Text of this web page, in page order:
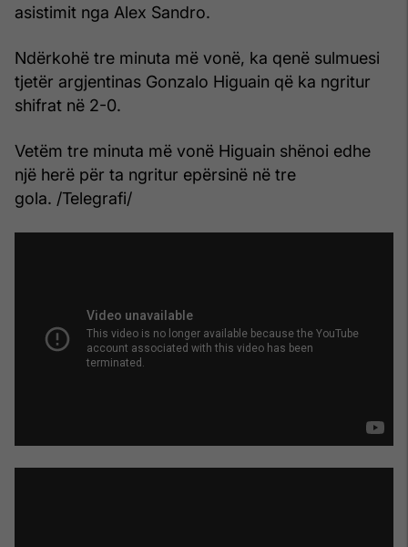
asistimit nga Alex Sandro.
Ndërkohë tre minuta më vonë, ka qenë sulmuesi
tjetër argjentinas Gonzalo Higuain që ka ngritur
shifrat në 2-0.
Vetëm tre minuta më vonë Higuain shënoi edhe
një herë për ta ngritur epërsinë në tre
gola. /Telegrafi/